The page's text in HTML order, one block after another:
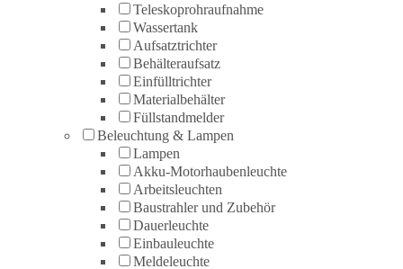
Teleskoprohraufnahme
Wassertank
Aufsatztrichter
Behälteraufsatz
Einfülltrichter
Materialbehälter
Füllstandmelder
Beleuchtung & Lampen
Lampen
Akku-Motorhaubenleuchte
Arbeitsleuchten
Baustrahler und Zubehör
Dauerleuchte
Einbauleuchte
Meldeleuchte